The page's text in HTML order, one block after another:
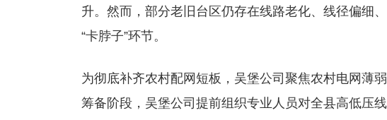
升。然而，部分老旧台区仍存在线路老化、线径偏细
“卡脖子”环节。
为彻底补齐农村配网短板，吴堡公司聚焦农村电网薄
筹备阶段，吴堡公司提前组织专业人员对全县高低压